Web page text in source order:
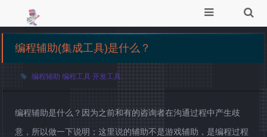
编程辅助(集成工具)是什么？
编程辅助 编程工具 开发工具
编程辅助是什么？因为之前和有的咨询者在沟通过程中产生歧
意，所以做一下说明；这里说的辅助不是游戏辅助，是编程过程